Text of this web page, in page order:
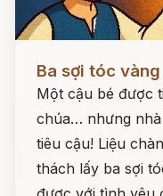
Ba sợi tóc
Một cậu bé được
chúa… nhưng
tiêu cậu! Liệu
thách lấy ba sợi